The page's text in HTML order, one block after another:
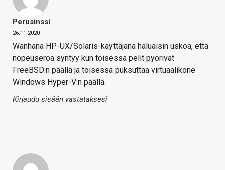
Perusinssi
26.11.2020
Wanhana HP-UX/Solaris-käyttäjänä haluaisin uskoa, että
nopeuseroa syntyy kun toisessa pelit pyörivät
FreeBSD:n päällä ja toisessa puksuttaa virtuaalikone
Windows Hyper-V:n päällä.
Kirjaudu sisään vastataksesi